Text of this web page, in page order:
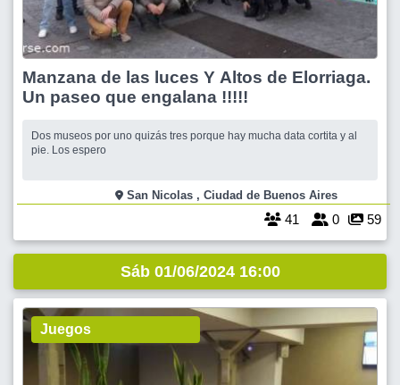
Manzana de las luces Y Altos de Elorriaga.
Un paseo que engalana !!!!!
Dos museos por uno quizás tres porque hay mucha data cortita y al
pie. Los espero
San Nicolas , Ciudad de Buenos Aires
41 0 59
Sáb 01/06/2024 16:00
Juegos